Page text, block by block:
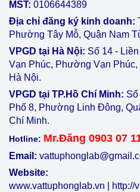
MST: 0106644389
Địa chỉ đăng ký kinh doanh:
Phường Tây Mỗ, Quận Nam
VPGD tại Hà Nội: Số 14 -
Vạn Phúc, Phường Vạn
Hà Nội.
VPGD tại TP.Hồ Chí Minh:
Phố 8, Phường Linh Đông,
Chí Minh.
Hotline: Mr.Đăng 0903 07
Email:
Website:
www.vattuphonglab.vn
http://